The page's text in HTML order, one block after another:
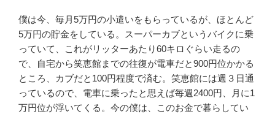
僕は今、毎月5万円の小遣いをもらっているが、ほとんど
5万円の貯金をしている。スーパーカブというバイクに乗
っていて、これがリッターあたり60キロぐらい走るの
で、自宅から笑恵館までの往復が電車だと900円位かかる
ところ、カブだと100円程度で済む。笑恵館には週３日通
っているので、電車に乗ったと思えば毎週2400円、月に1
万円位が浮いてくる。今の僕は、このお金で暮らしてい